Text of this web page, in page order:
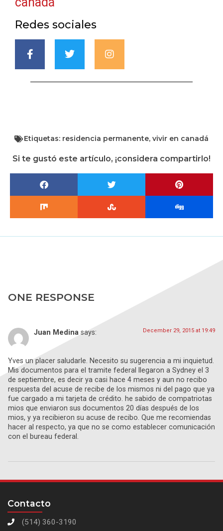
Redes sociales
Etiquetas: residencia permanente, vivir en canadá
Si te gustó este artículo, ¡considera compartirlo!
ONE RESPONSE
Juan Medina says: December 29, 2015 at 19:49
Yves un placer saludarle. Necesito su sugerencia a mi inquietud.
Mis documentos para el tramite federal llegaron a Sydney el 3
de septiembre, es decir ya casi hace 4 meses y aun no recibo
respuesta del acuse de recibe de los mismos ni del pago que ya
fue cargado a mi tarjeta de crédito. he sabido de compatriotas
mios que enviaron sus documentos 20 días después de los
mios, y ya recibieron su acuse de recibo. Que me recomiendas
hacer al respecto, ya que no se como establecer comunicación
con el bureau federal.
Contacto
(514) 360-3190